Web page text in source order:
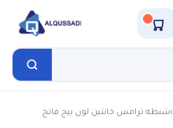
›شنطه ترامس خانتين لون بيج فاتح